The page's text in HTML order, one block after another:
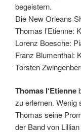
begeistern.
Die New Orleans
Thomas l’Etienne:
Lorenz Boesche:
Franz Blumenthal:
Torsten
Thomas l‘Etienne
zu erlernen. Wenig
Thomas seine
der Band von